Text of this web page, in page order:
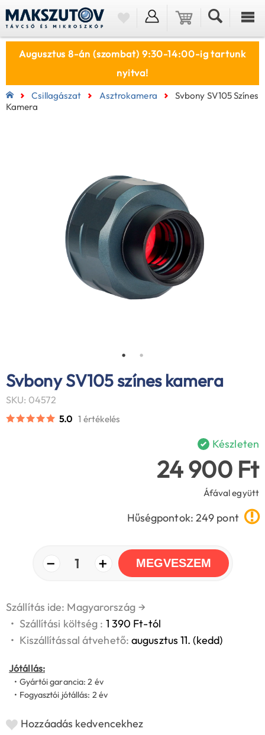
Augusztus 8-án (szombat) 9:30-14:00-ig tartunk
nyitva!
Csillagászat Asztrokamera
Svbony SV105 Színes
Kamera
Svbony SV105 színes kamera
SKU: 04572
5.0 1 értékelés
Készleten
24 900 Ft
Áfával együtt
Hűségpontok: 249 pont
− 1 + MEGVESZEM
Szállítás ide: Magyarország →
• Szállítási költség : 1 390 Ft-tól
• Kiszállítással átvehető:augusztus 11. (kedd)
Jótállás:
• Gyártói garancia: 2 év
• Fogyasztói jótállás: 2 év
Hozzáadás kedvencekhez